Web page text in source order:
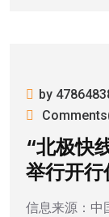
by
“北极快
举行开行
信息来源：中